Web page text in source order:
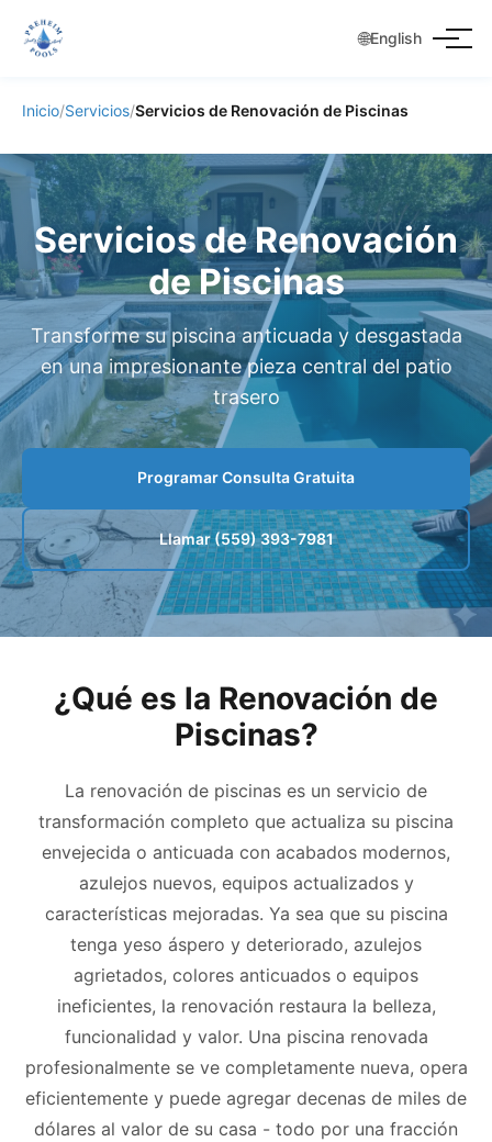
🌐English
Inicio/Servicios/Servicios de Renovación de Piscinas
Servicios de Renovación
de Piscinas
Transforme su piscina anticuada y desgastada
en una impresionante pieza central del patio
trasero
Programar Consulta Gratuita
Llamar (559) 393-7981
¿Qué es la Renovación de
Piscinas?
La renovación de piscinas es un servicio de
transformación completo que actualiza su piscina
envejecida o anticuada con acabados modernos,
azulejos nuevos, equipos actualizados y
características mejoradas. Ya sea que su piscina
tenga yeso áspero y deteriorado, azulejos
agrietados, colores anticuados o equipos
ineficientes, la renovación restaura la belleza,
funcionalidad y valor. Una piscina renovada
profesionalmente se ve completamente nueva, opera
eficientemente y puede agregar decenas de miles de
dólares al valor de su casa - todo por una fracción